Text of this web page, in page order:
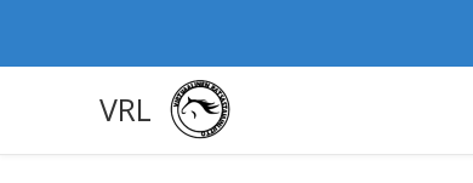
VRL